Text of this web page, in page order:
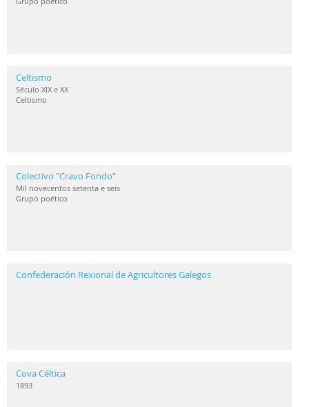
Celtismo
Século XIX e XX
Celtismo
Colectivo "Cravo Fondo"
Mil novecentos setenta e seis
Grupo poético
Confederación Rexional de Agricultores Galegos
Cova Céltica
1893